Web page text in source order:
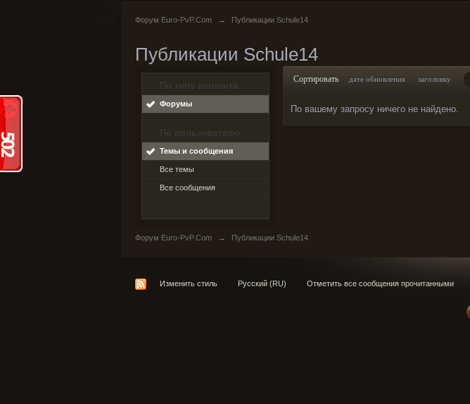
Форум Euro-PvP.Com → Публикации Schule14
Публикации Schule14
По типу контента
Форумы
По пользователю
Темы и сообщения
Все темы
Все сообщения
Сортировать дате обновления заголовку
По вашему запросу ничего не найдено.
Форум Euro-PvP.Com → Публикации Schule14
Изменить стиль Русский (RU) Отметить все сообщения прочитанными